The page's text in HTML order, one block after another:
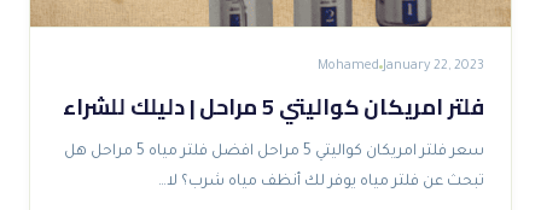
January 22, 2023
Mohamed
فلتر امريكان كواليتي 5 مراحل | دليلك للشراء
سعر فلتر امريكان كواليتي 5 مراحل افضل فلتر مياه 5 مراحل هل
تبحث عن فلتر مياه يوفر لك أنظف مياه شرب؟ لا…